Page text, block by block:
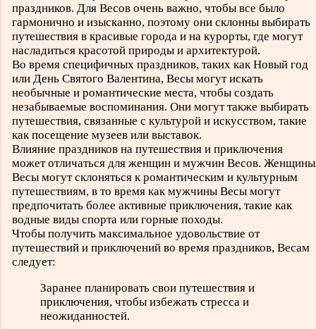
праздников. Для Весов очень важно, чтобы все было
гармонично и изысканно, поэтому они склонны выбирать
путешествия в красивые города и на курорты, где могут
насладиться красотой природы и архитектурой.
Во время специфичных праздников, таких как Новый год
или День Святого Валентина, Весы могут искать
необычные и романтические места, чтобы создать
незабываемые воспоминания. Они могут также выбирать
путешествия, связанные с культурой и искусством, такие
как посещение музеев или выставок.
Влияние праздников на путешествия и приключения
может отличаться для женщин и мужчин Весов. Женщины
Весы могут склоняться к романтическим и культурным
путешествиям, в то время как мужчины Весы могут
предпочитать более активные приключения, такие как
водные виды спорта или горные походы.
Чтобы получить максимальное удовольствие от
путешествий и приключений во время праздников, Весам
следует:
Заранее планировать свои путешествия и
приключения, чтобы избежать стресса и
неожиданностей.